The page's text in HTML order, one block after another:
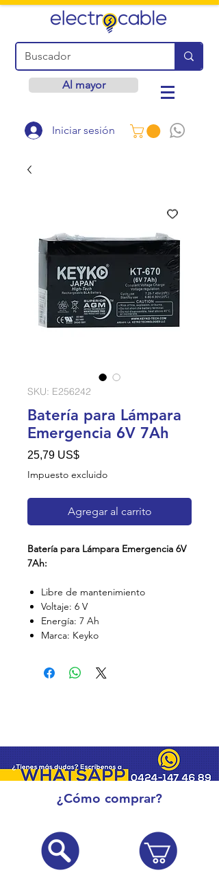
Al mayor
Iniciar sesión
SKU: E256242
Batería para Lámpara
Emergencia 6V 7Ah
25,79 US$Precio
Impuesto excluido
Agregar al carrito
Batería para Lámpara Emergencia 6V
7Ah:
Libre de mantenimiento
Voltaje: 6 V
Energía: 7 Ah
Marca: Keyko
¿Cómo comprar?